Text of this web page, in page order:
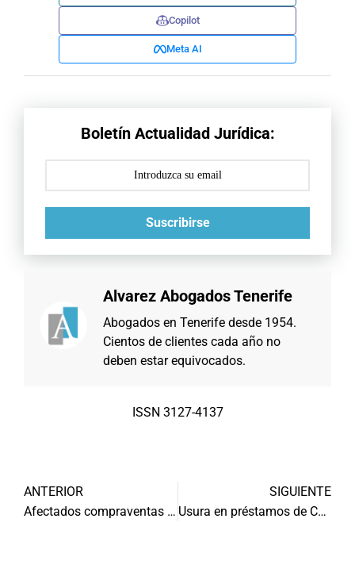
Copilot
Meta AI
Boletín Actualidad Jurídica:
Suscribirse
Alvarez Abogados Tenerife
Abogados en Tenerife desde 1954.
Cientos de clientes cada año no
deben estar equivocados.
ISSN 3127-4137
ANTERIOR
Afectados compraventas de viviendas sobre plano
SIGUIENTE
Usura en préstamos de Capital Privado